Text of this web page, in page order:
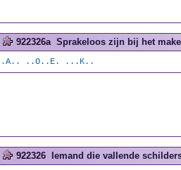
922326a Sprakeloos zijn bij het
.A.. ..O..E. ...K..
922326 Iemand die vallende